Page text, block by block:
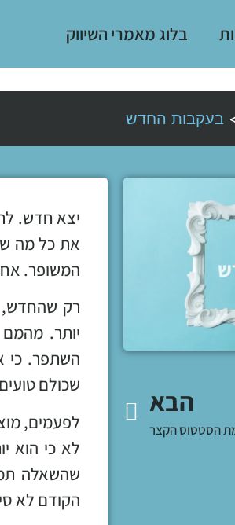
בלוג מאמרי השיווק
בעקבות החדש
הבא
הסטטוס הקצר
יצא חדש.
את כל מה
המשופר.
רק שהחדש,
יותר.
השתפר. כי
שכולם
לפעמים,
לא כי הוא
שהשאלה
הקודם לא